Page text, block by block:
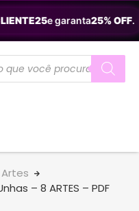
e garanta25% OFF.
– 8 ARTES – PDF